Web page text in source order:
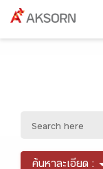
ค้นหาละเอียด :